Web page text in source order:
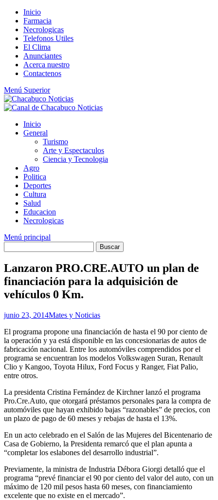
Saltar
contenido
Inicio
Farmacia
Necrologicas
Telefonos Utiles
El Clima
Anunciantes
Acerca nuestro
Contactenos
Menú Superior
Inicio
General
Turismo
Arte y Espectaculos
Ciencia y Tecnologia
Agro
Politica
Deportes
Cultura
Salud
Educacion
Necrologicas
Menú principal
Lanzaron PRO.CRE.AUTO un plan de
financiación para la adquisición de
vehículos 0 Km.
junio 23, 2014Mates y Noticias
El programa propone una financiación de hasta el 90 por ciento de
la operación y ya está disponible en las concesionarias de autos de
fabricación nacional. Entre los automóviles comprendidos por el
programa se encuentran los modelos Volkswagen Suran, Renault
Clio y Kangoo, Toyota Hilux, Ford Focus y Ranger, Fiat Palio,
entre otros.
La presidenta Cristina Fernández de Kirchner lanzó el programa
Pro.Cre.Auto, que otorgará préstamos personales para la compra de
automóviles que hayan exhibido bajas “razonables” de precios, con
un plazo de pago de 60 meses y rebajas de hasta el 13%.
En un acto celebrado en el Salón de las Mujeres del Bicentenario de
Casa de Gobierno, la Presidenta remarcó que el plan apunta a
“completar los eslabones del desarrollo industrial”.
Previamente, la ministra de Industria Débora Giorgi detalló que el
programa “prevé financiar el 90 por ciento del valor del auto, con un
máximo de 120 mil pesos hasta 60 meses, con financiamiento
excelente que no existe en el mercado”.